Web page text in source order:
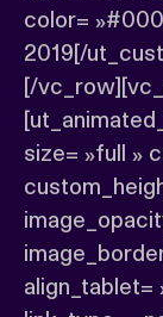
color=
2019[/
[/
size= »full »
align_tablet=